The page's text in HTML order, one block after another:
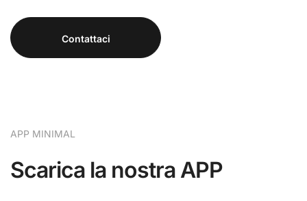
Contattaci
APP MINIMAL
Scarica la nostra APP